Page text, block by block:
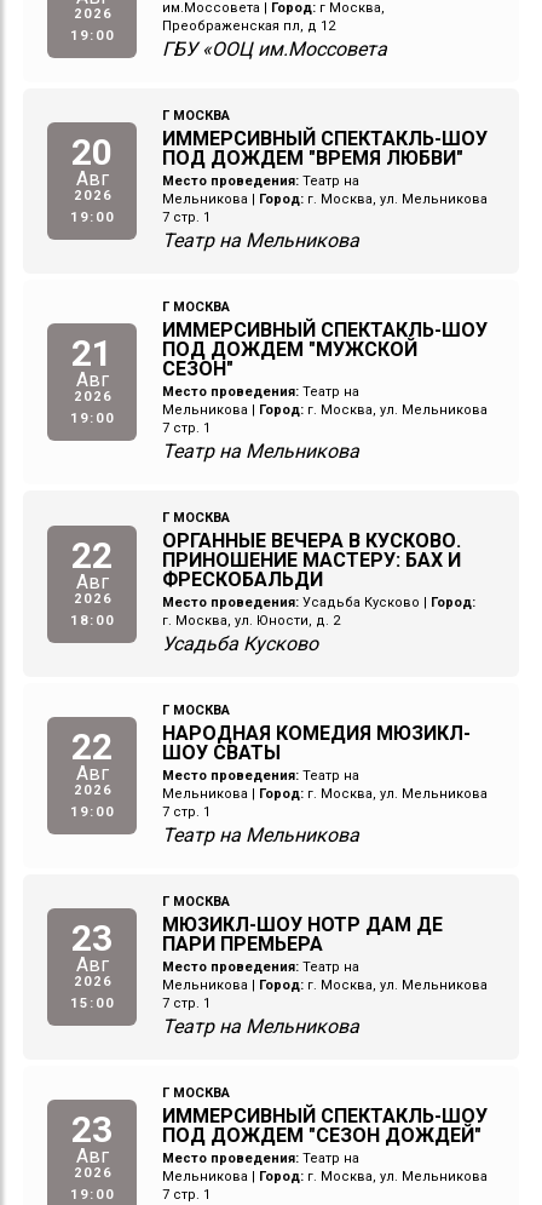
2026
19:00
им.Моссовета
Город: г Москва,
Преображенская пл, д 12
ГБУ «ООЦ им.Моссовета
20
Авг
2026
19:00
Г МОСКВА
ИММЕРСИВНЫЙ СПЕКТАКЛЬ-ШОУ
ПОД ДОЖДЕМ "ВРЕМЯ ЛЮБВИ"
Место проведения: Театр на
Мельникова
Город: г. Москва, ул. Мельникова
7 стр. 1
Театр на Мельникова
21
Авг
2026
19:00
Г МОСКВА
ИММЕРСИВНЫЙ СПЕКТАКЛЬ-ШОУ
ПОД ДОЖДЕМ "МУЖСКОЙ
СЕЗОН"
Место проведения: Театр на
Мельникова
Город: г. Москва, ул. Мельникова
7 стр. 1
Театр на Мельникова
22
Авг
2026
18:00
Г МОСКВА
ОРГАННЫЕ ВЕЧЕРА В КУСКОВО.
ПРИНОШЕНИЕ МАСТЕРУ: БАХ И
ФРЕСКОБАЛЬДИ
Место проведения: Усадьба Кусково
Город:
г. Москва, ул. Юности, д. 2
Усадьба Кусково
22
Авг
2026
19:00
Г МОСКВА
НАРОДНАЯ КОМЕДИЯ МЮЗИКЛ-
ШОУ СВАТЫ
Место проведения: Театр на
Мельникова
Город: г. Москва, ул. Мельникова
7 стр. 1
Театр на Мельникова
23
Авг
2026
15:00
Г МОСКВА
МЮЗИКЛ-ШОУ НОТР ДАМ ДЕ
ПАРИ ПРЕМЬЕРА
Место проведения: Театр на
Мельникова
Город: г. Москва, ул. Мельникова
7 стр. 1
Театр на Мельникова
23
Авг
2026
19:00
Г МОСКВА
ИММЕРСИВНЫЙ СПЕКТАКЛЬ-ШОУ
ПОД ДОЖДЕМ "СЕЗОН ДОЖДЕЙ"
Место проведения: Театр на
Мельникова
Город: г. Москва, ул. Мельникова
7 стр. 1